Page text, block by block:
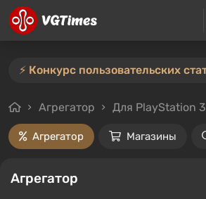
Агрегатор Для PlayStation 3
Агрегатор Магазины
Агрегатор